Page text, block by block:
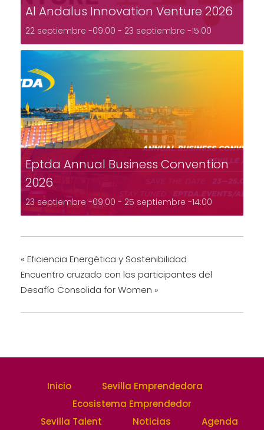
Al Andalus Innovation Venture 2026
22 septiembre -09:00 - 23 septiembre -15:00
Eptda Annual Business Convention
2026
23 septiembre -09:00 - 25 septiembre -14:00
« Eficiencia Energética y Sostenibilidad
Encuentro cruzado con las participantes del
Desafío Consolida for Women »
Inicio
Sevilla Emprendedora
Ecosistema Emprendedor
Sevilla Talent
Noticias Agenda